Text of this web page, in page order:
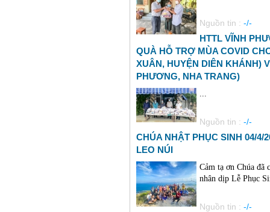
Nguồn tin : -/-
HTTL VĨNH
QUÀ HỖ TRỢ MÙA COVID
XUÂN, HUYỆN DIÊN KHÁNH)
PHƯƠNG, NHA TRANG)
...
Nguồn tin : -/-
CHÚA NHẬT PHỤC SINH 04/4/
LEO NÚI
Cảm tạ ơn Chúa đã
nhân dịp Lễ Phục
Nguồn tin : -/-